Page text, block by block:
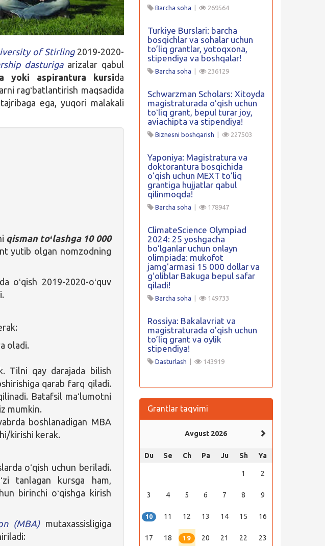
of Stirling2019-2020-
dasturigaarizalar qabul
yoki aspirantura kursida
ragʻbatlantirish maqsadida
ega, yuqori malakali
qisman toʻlashga 10 000
yutib olgan nomzodning
oʻqish 2019-2020-oʻquv
oladi.
Tilni qay darajada bilish
qarab farq qiladi.
Batafsil maʻlumotni
mumkin.
boshlanadigan MBA
kirishi kerak.
oʻqish uchun beriladi.
tanlagan kursga ham,
birinchi oʻqishga kirish
(MBA) mutaxassisligiga
Barcha soha 269564
Turkiye Burslari: barcha
bosqichlar va sohalar uchun
to’liq grantlar, yotoqxona,
stipendiya va boshqalar!
Barcha soha 236129
Schwarzman Scholars: Xitoyda
magistraturada oʻqish uchun
toʻliq grant, bepul turar joy,
aviachipta va stipendiya!
Biznesni boshqarish 227503
Yaponiya: Magistratura va
doktorantura bosqichida
oʻqish uchun MEXT toʻliq
grantiga hujjatlar qabul
qilinmoqda!
Barcha soha 178947
ClimateScience Olympiad
2024: 25 yoshgacha
boʻlganlar uchun onlayn
olimpiada: mukofot
jamgʻarmasi 15 000 dollar va
gʻoliblar Bakuga bepul safar
qiladi!
Barcha soha 149733
Rossiya: Bakalavriat va
magistraturada o’qish uchun
to’liq grant va oylik
stipendiya!
Dasturlash 143919
Grantlar taqvimi
Avgust 2026
Du Se Ch Pa Ju Sh Ya
1 2
3 4 5 6 7 8 9
10 11 12 13 14 15 16
17 18 19 20 21 22 23